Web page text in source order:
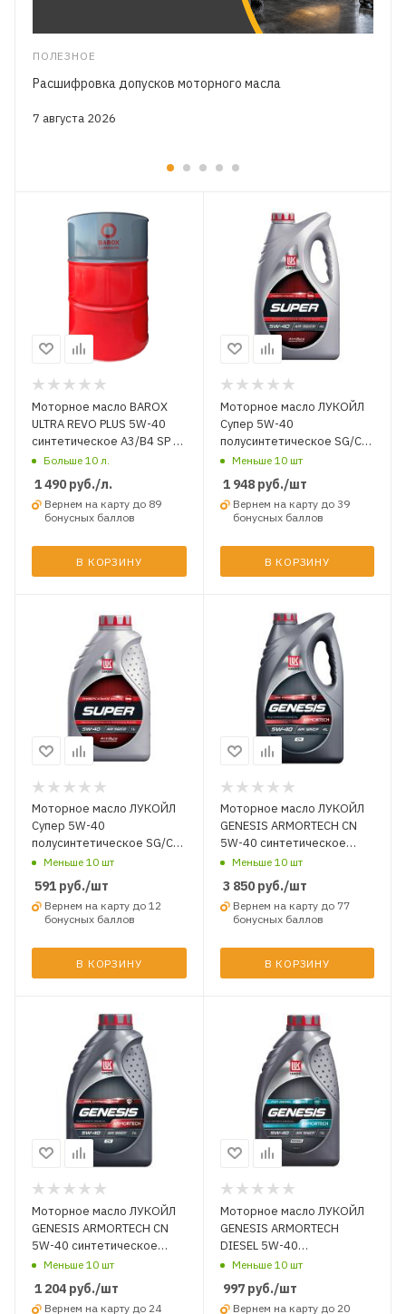
ПОЛЕЗНОЕ
7 августа 2026
Расшифровка допусков моторного масла
Моторное масло BAROX
ULTRA REVO PLUS 5W-40
синтетическое A3/B4 SP л.
НА РАЗЛИВ
Больше 10 л.
1 490 руб./л.
Вернем на карту до 89
бонусных баллов
В КОРЗИНУ
Моторное масло ЛУКОЙЛ
Супер 5W-40
полусинтетическое SG/CD
4 л.Меньше 10 шт
1 948руб./шт
Вернем на карту до 39
бонусных баллов
В КОРЗИНУ
Моторное масло ЛУКОЙЛ
Супер 5W-40
полусинтетическое SG/CD
1 л.Меньше 10 шт
591 руб./шт
Вернем на карту до 12
бонусных баллов
В КОРЗИНУ
Моторное масло ЛУКОЙЛ
GENESIS ARMORTECH CN
5W-40 синтетическое
A3/B4 SQ/CF 4 л.
Меньше 10 шт
3 850руб./шт
Вернем на карту до 77
бонусных баллов
В КОРЗИНУ
Моторное масло ЛУКОЙЛ
GENESIS ARMORTECH CN
5W-40 синтетическое
A3/B4 SQ/CF 1 л.
Меньше 10 шт
1 204 руб./шт
Вернем на карту до 24
Моторное масло ЛУКОЙЛ
GENESIS ARMORTECH
DIESEL 5W-40
синтетическое C3 SN/CF 1
Меньше 10 шт
997руб./шт
Вернем на карту до 20